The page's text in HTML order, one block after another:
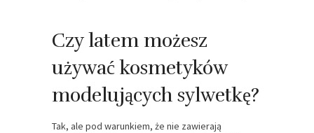
Czy latem możesz
używać kosmetyków
modelujących sylwetkę?
Tak, ale pod warunkiem, że nie zawierają